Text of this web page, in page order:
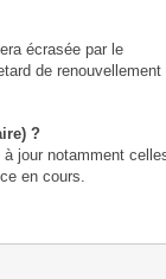
écrasée par le
de renouvellement
?
jour notamment
en cours.